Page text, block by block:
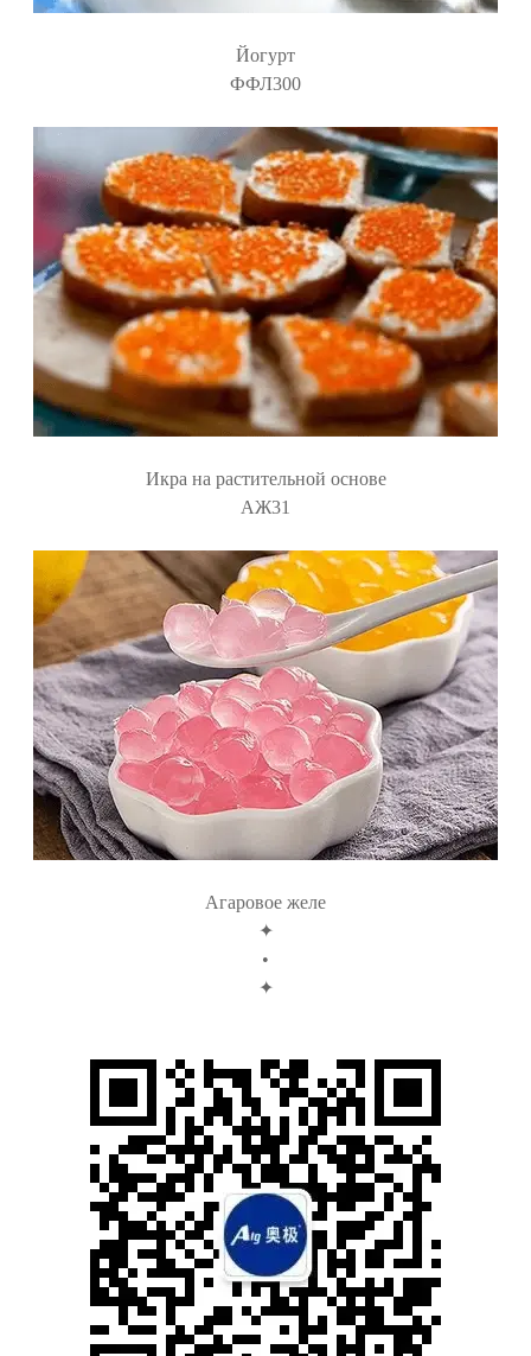
Йогурт
ФФЛ300
Икра на растительной основе
АЖ31
Агаровое желе
✦
•
✦